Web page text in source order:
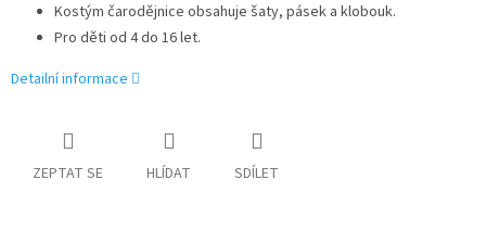
Kostým čarodějnice obsahuje šaty, pásek a klobouk.
Pro děti od 4 do 16 let.
Detailní informace
ZEPTAT SE HLÍDAT SDÍLET